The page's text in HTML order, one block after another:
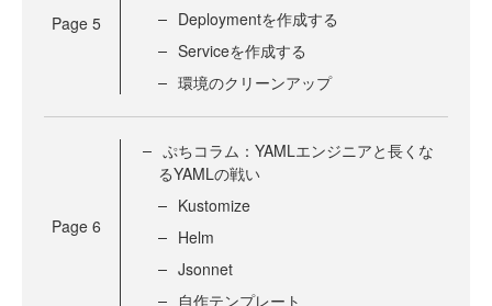
Page 5
Deploymentを作成する
Serviceを作成する
環境のクリーンアップ
Page 6
ぷちコラム：YAMLエンジニアと長くな
るYAMLの戦い
Kustomize
Helm
Jsonnet
自作テンプレート